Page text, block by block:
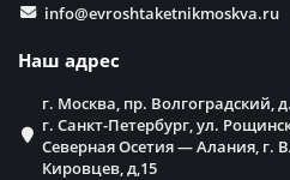
info@evroshtaketnikmoskva.ru
Наш адрес
г. Москва, пр. Волгоградский,
г. Санкт-Петербург, ул.
Северная Осетия — Алания, г.
Кировцев, д,15